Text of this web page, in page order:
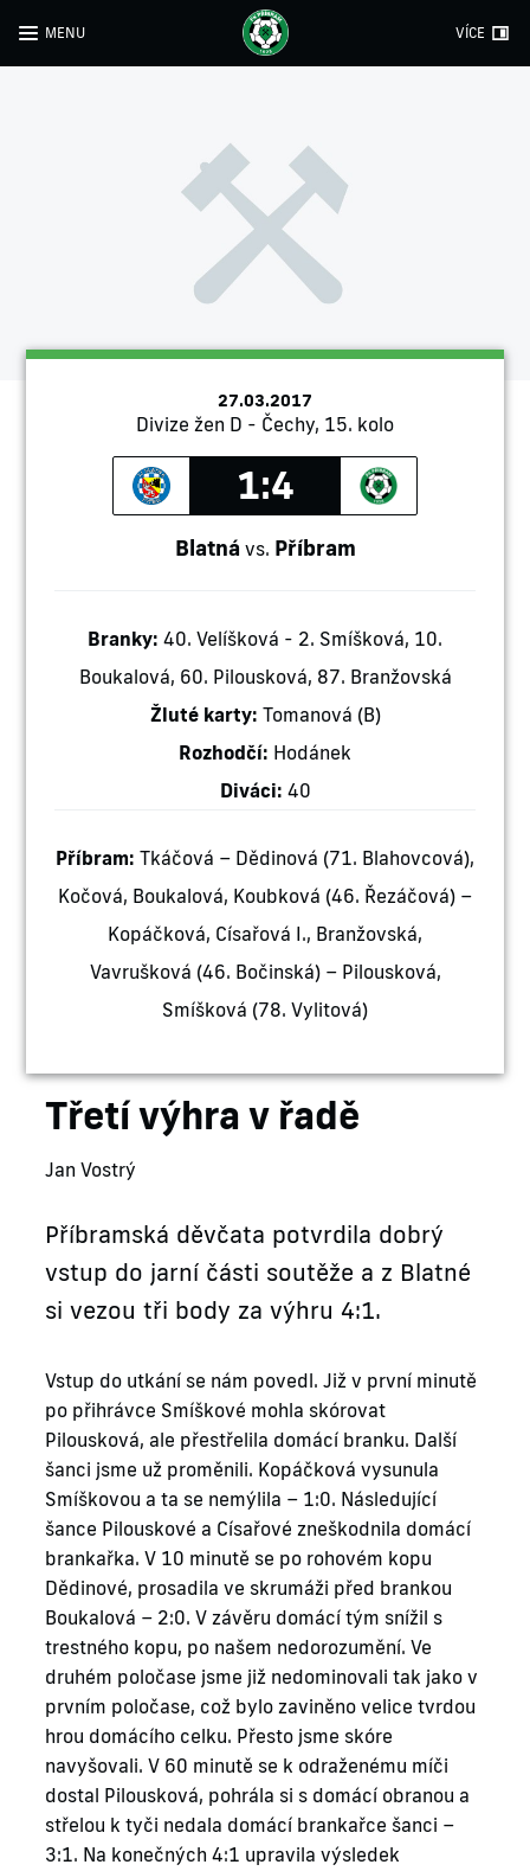
MENU VÍCE
27.03.2017
Divize žen D - Čechy, 15. kolo
1:4
Blatná vs. Příbram
Branky: 40. Velíšková - 2. Smíšková, 10.
Boukalová, 60. Pilousková, 87. Branžovská
Žluté karty: Tomanová (B)
Rozhodčí: Hodánek
Diváci: 40
Příbram: Tkáčová – Dědinová (71. Blahovcová),
Kočová, Boukalová, Koubková (46. Řezáčová) –
Kopáčková, Císařová I., Branžovská,
Vavrušková (46. Bočinská) – Pilousková,
Smíšková (78. Vylitová)
Třetí výhra v řadě
Jan Vostrý
Příbramská děvčata potvrdila dobrý
vstup do jarní části soutěže a z Blatné
si vezou tři body za výhru 4:1.
Vstup do utkání se nám povedl. Již v první minutě
po přihrávce Smíškové mohla skórovat
Pilousková, ale přestřelila domácí branku. Další
šanci jsme už proměnili. Kopáčková vysunula
Smíškovou a ta se nemýlila – 1:0. Následující
šance Pilouskové a Císařové zneškodnila domácí
brankařka. V 10 minutě se po rohovém kopu
Dědinové, prosadila ve skrumáži před brankou
Boukalová – 2:0. V závěru domácí tým snížil s
trestného kopu, po našem nedorozumění. Ve
druhém poločase jsme již nedominovali tak jako v
prvním poločase, což bylo zaviněno velice tvrdou
hrou domácího celku. Přesto jsme skóre
navyšovali. V 60 minutě se k odraženému míči
dostal Pilousková, pohrála si s domácí obranou a
střelou k tyči nedala domácí brankařce šanci –
3:1. Na konečných 4:1 upravila výsledek